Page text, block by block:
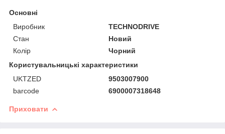
Основні
Виробник
TECHNODRIVE
Стан
Новий
Колір
Чорний
Користувальницькі характеристики
UKTZED
9503007900
barcode
6900007318648
Приховати